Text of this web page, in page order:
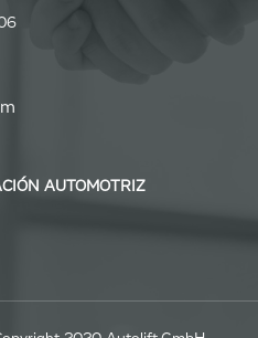
AUTOMOTRIZ